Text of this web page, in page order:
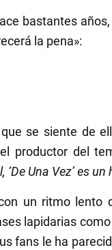
bastantes
la pena»:
se siente de
el productor del
Una Vez’ es
un ritmo lento
lapidarias como
fans le ha